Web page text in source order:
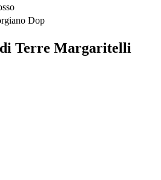
Dop
di Terre Margaritelli